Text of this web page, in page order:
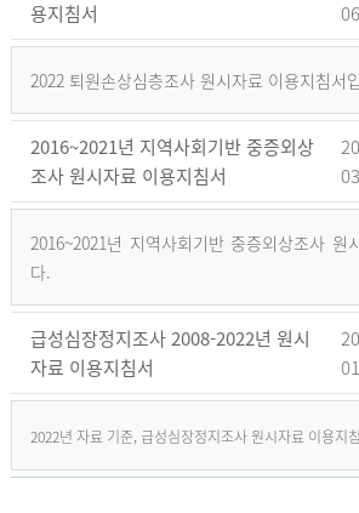
용지침서
2022 퇴원손상심층조사 원시자료 이용지침서
2016~2021년 지역사회기반 중증외상
조사 원시자료 이용지침서
2016~2021년 지역사회기반 중증외상조사 원
다.
급성심장정지조사 2008-2022년 원시
자료 이용지침서
2022년 자료 기준, 급성심장정지조사 원시자료 이용지